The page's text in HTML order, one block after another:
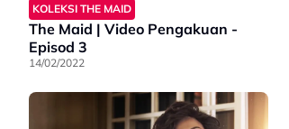
KOLEKSI THE MAID
The Maid | Video Pengakuan -
Episod 3
14/02/2022